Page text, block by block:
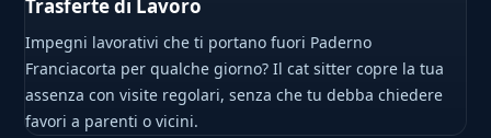
Trasferte di Lavoro
Impegni lavorativi che ti portano fuori Paderno
Franciacorta per qualche giorno? Il cat sitter copre la tua
assenza con visite regolari, senza che tu debba chiedere
favori a parenti o vicini.